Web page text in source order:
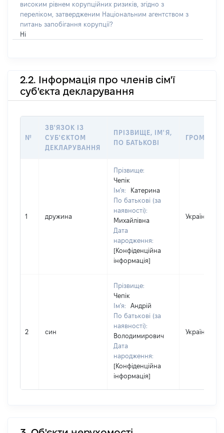
високим рівнем корупційних ризиків, згідно з
переліком, затвердженим Національним агентством з
питань запобігання корупції?
Ні
2.2. Інформація про членів сім'ї
суб'єкта декларування
№
ЗВ'ЯЗОК ІЗ
СУБ'ЄКТОМ
ДЕКЛАРУВАННЯ
ПРІЗВИЩЕ, ІМ'Я,
ПО БАТЬКОВІ
1 дружина
Прізвище:
Чепік
Ім'я:
Катерина
По батькові (за
наявності):
Михайлівна
Дата
народження:
[Конфіденційна
інформація]
Україна
2 син
Прізвище:
Чепік
Ім'я:
Андрій
По батькові (за
наявності):
Володимирович
Дата
народження:
[Конфіденційна
інформація]
Україна